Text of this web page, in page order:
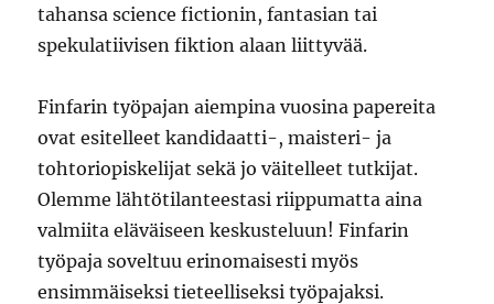
tahansa science fictionin, fantasian tai
spekulatiivisen fiktion alaan liittyvää.
Finfarin työpajan aiempina vuosina papereita
ovat esitelleet kandidaatti-, maisteri- ja
tohtoriopiskelijat sekä jo väitelleet tutkijat.
Olemme lähtötilanteestasi riippumatta aina
valmiita eläväiseen keskusteluun! Finfarin
työpaja soveltuu erinomaisesti myös
ensimmäiseksi tieteelliseksi työpajaksi.